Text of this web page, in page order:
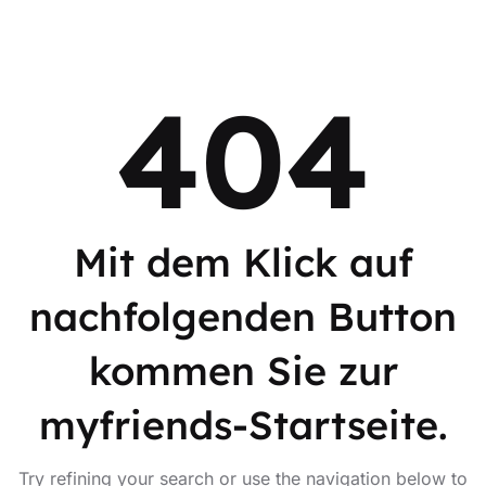
404
Mit dem Klick auf
nachfolgenden Button
kommen Sie zur
myfriends-Startseite.
Try refining your search or use the navigation below to